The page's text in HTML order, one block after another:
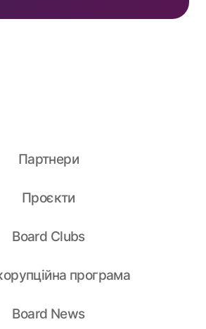
Партнери
Проєкти
Board Clubs
програма
Board News